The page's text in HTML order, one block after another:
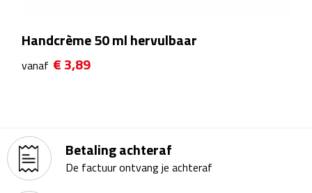
Fietstassen
Fiets telefoonhouders
Fietssloten
Fietsverlichting
Handcrème 50 ml hervulbaar
vanaf € 3,89
Betaling achteraf
De factuur ontvang je achteraf